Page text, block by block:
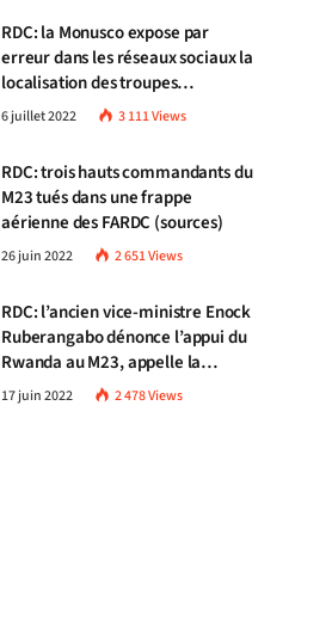
RDC: la Monusco expose par
erreur dans les réseaux sociaux la
localisation des troupes
congolaises
6 juillet 2022 3 111Views
RDC: trois hauts commandants du
M23 tués dans une frappe
aérienne des FARDC (sources)
26 juin 2022 2 651Views
RDC: l’ancien vice-ministre Enock
Ruberangabo dénonce l’appui du
Rwanda au M23, appelle la
communauté internationale à
stopper Kigali
17 juin 2022 2 478Views